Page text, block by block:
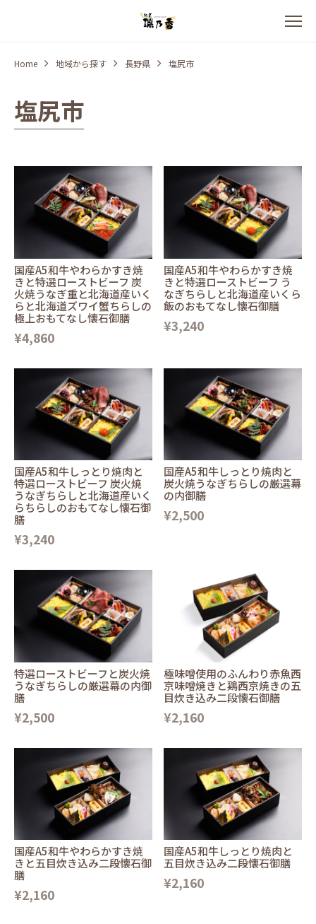
Home 地域から探す 長野県 塩尻市
塩尻市
国産A5和牛やわらかすき焼
きと特選ローストビーフ 炭
火焼うなぎ重と北海道産いく
らと北海道ズワイ蟹ちらしの
極上おもてなし懐石御膳
¥4,860
国産A5和牛やわらかすき焼
きと特選ローストビーフ う
なぎちらしと北海道産いくら
飯のおもてなし懐石御膳
¥3,240
国産A5和牛しっとり焼肉と
特選ローストビーフ 炭火焼
うなぎちらしと北海道産いく
らちらしのおもてなし懐石御
膳
¥3,240
国産A5和牛しっとり焼肉と
炭火焼うなぎちらしの厳選幕
の内御膳
¥2,500
特選ローストビーフと炭火焼
うなぎちらしの厳選幕の内御
膳
¥2,500
極味噌使用のふんわり赤魚西
京味噌焼きと鶏西京焼きの五
目炊き込み二段懐石御膳
¥2,160
国産A5和牛やわらかすき焼
きと五目炊き込み二段懐石御
膳
¥2,160
国産A5和牛しっとり焼肉と
五目炊き込み二段懐石御膳
¥2,160